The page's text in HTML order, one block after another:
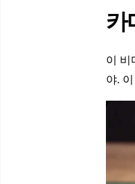
카
이 비
야.